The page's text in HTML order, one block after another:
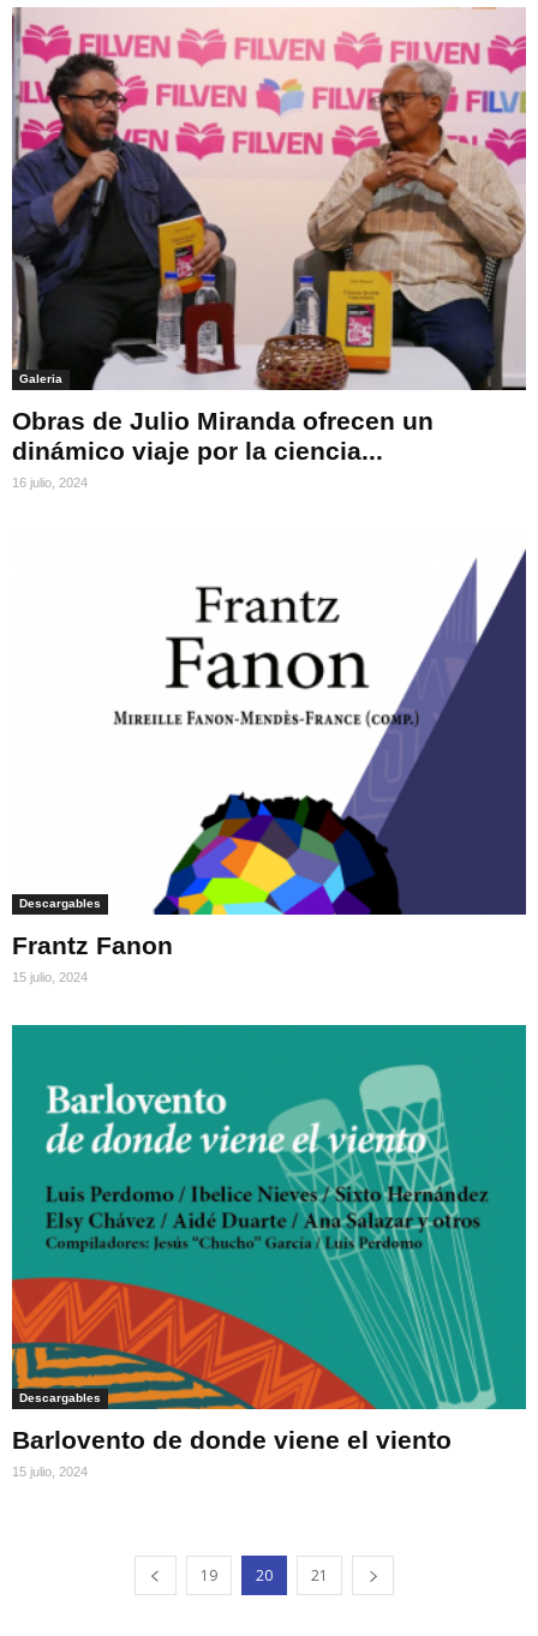
Galeria
Obras de Julio Miranda ofrecen un
dinámico viaje por la ciencia...
16 julio, 2024
Descargables
Frantz Fanon
15 julio, 2024
Descargables
Barlovento de donde viene el viento
15 julio, 2024
19 20 21